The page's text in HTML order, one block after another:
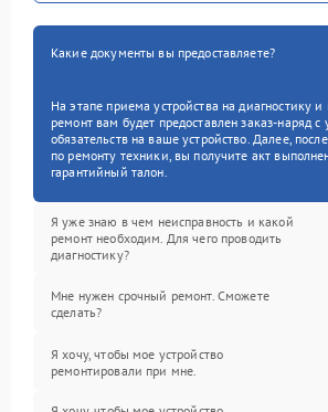
Какие документы вы предоставляете?
На этапе приема устройства на диагностику
ремонт вам будет предоставлен заказ-наряд
обязательств на ваше устройство. Далее,
по ремонту техники, вы получите акт
гарантийный талон.
Я уже знаю в чем неисправность и какой
ремонт необходим. Для чего проводить
диагностику?
Мне нужен срочный ремонт. Сможете
сделать?
Я хочу, чтобы мое устройство
ремонтировали при мне.